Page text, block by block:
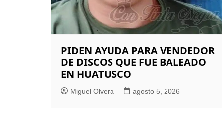
PIDEN AYUDA PARA VENDEDOR
DE DISCOS QUE FUE BALEADO
EN HUATUSCO
Miguel Olvera agosto 5, 2026